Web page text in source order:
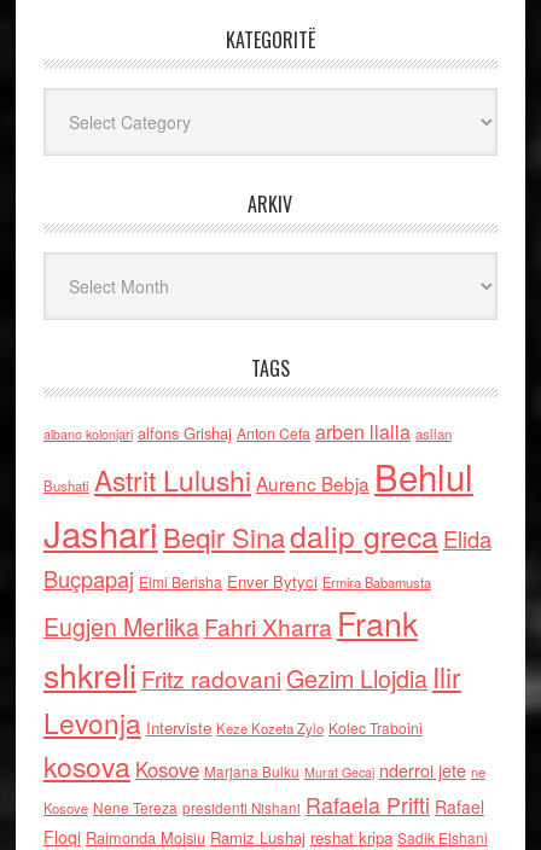
KATEGORITË
ARKIV
TAGS
albano kolonjari alfons Grishaj Anton Cefa arben llalla asllan
Bushati Astrit Lulushi Aurenc Bebja Behlul
Jashari Beqir Sinadalip grecaElida
Buçpapaj Elmi Berisha Enver Bytyci Ermira Babamusta
Eugjen MerlikaFahri Xharra Frank
shkreli Fritz radovaniGezim Llojdia Ilir
Levonja Interviste Keze Kozeta Zylo Kolec Traboini
kosova Kosove Marjana Bulku Murat Gecaj nderroi jete ne
Kosove Nene Tereza presidenti Nishani Rafaela Prifti Rafael
Floqi Raimonda Moisiu Ramiz Lushaj reshat kripa Sadik Elshani